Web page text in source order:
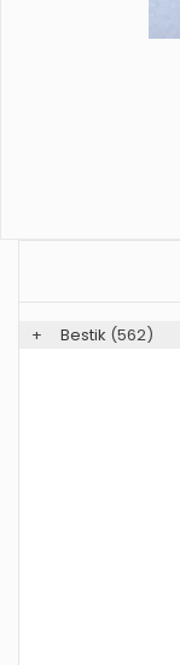
+ Bestik (562)